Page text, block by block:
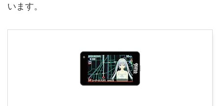
います。